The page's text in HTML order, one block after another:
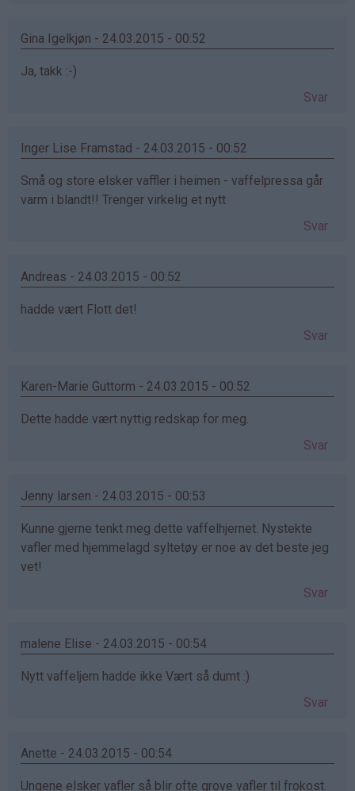
Gina Igelkjøn - 24.03.2015 - 00:52
Ja, takk :-)
Svar
Inger Lise Framstad - 24.03.2015 - 00:52
Små og store elsker vaffler i heimen - vaffelpressa går
varm i blandt!! Trenger virkelig et nytt
Svar
Andreas - 24.03.2015 - 00:52
hadde vært Flott det!
Svar
Karen-Marie Guttorm - 24.03.2015 - 00:52
Dette hadde vært nyttig redskap for meg.
Svar
Jenny larsen - 24.03.2015 - 00:53
Kunne gjerne tenkt meg dette vaffelhjernet. Nystekte
vafler med hjemmelagd syltetøy er noe av det beste jeg
vet!
Svar
malene Elise - 24.03.2015 - 00:54
Nytt vaffeljern hadde ikke Vært så dumt :)
Svar
Anette - 24.03.2015 - 00:54
Ungene elsker vafler så blir ofte grove vafler til frokost.